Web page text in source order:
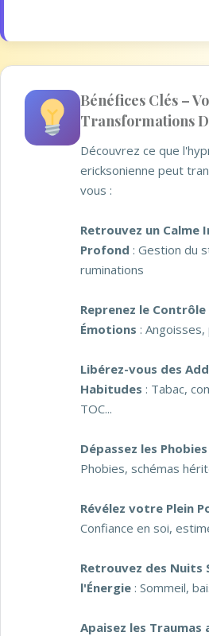
Bénéfices Clés –
Transformations
Découvrez ce que
ericksonienne peut
vous :
Retrouvez un Calme
Profond : Gestion du
ruminations
Reprenez le Contrôle
Émotions :
Libérez-vous des
Habitudes : Tabac,
TOC...
Dépassez les
Phobies, schémas
Révélez votre Plein
Confiance en soi,
Retrouvez des Nuits
l'Énergie : Sommeil,
Apaisez les Traumas